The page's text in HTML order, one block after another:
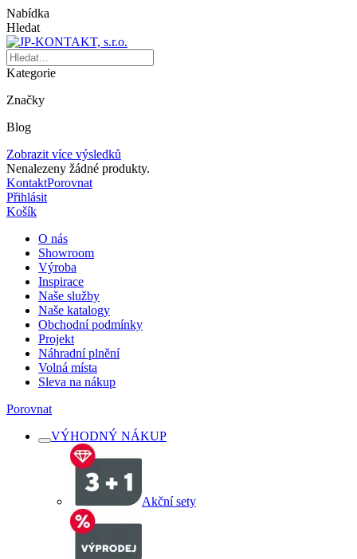
Nabídka
Hledat
Kategorie
Značky
Blog
Zobrazit více výsledků
Nenalezeny žádné produkty.
KontaktPorovnat
Přihlásit
Košík
O nás
Showroom
Výroba
Inspirace
Naše služby
Naše katalogy
Obchodní podmínky
Projekt
Náhradní plnění
Volná místa
Sleva na nákup
Porovnat
VÝHODNÝ NÁKUP
Akční sety